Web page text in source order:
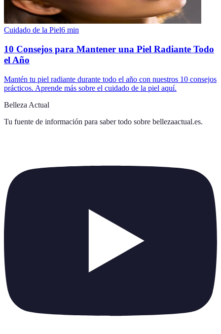
Cuidado de la Piel6 min
10 Consejos para Mantener una Piel Radiante Todo
el Año
Mantén tu piel radiante durante todo el año con nuestros 10 consejos
prácticos. Aprende más sobre el cuidado de la piel aquí.
Belleza Actual
Tu fuente de información para saber todo sobre bellezaactual.es.